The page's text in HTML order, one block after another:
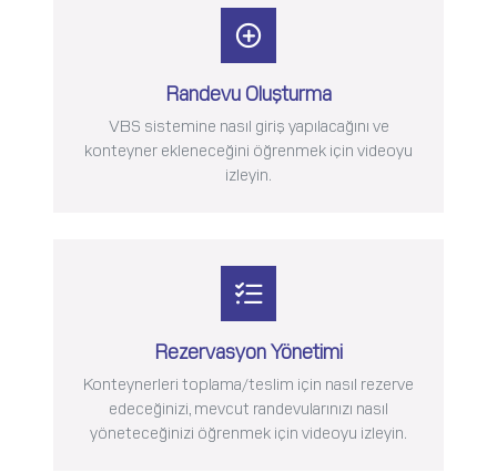
Randevu Oluşturma
VBS sistemine nasıl giriş yapılacağını ve
konteyner ekleneceğini öğrenmek için videoyu
izleyin.
Rezervasyon Yönetimi
Konteynerleri toplama/teslim için nasıl rezerve
edeceğinizi, mevcut randevularınızı nasıl
yöneteceğinizi öğrenmek için videoyu izleyin.